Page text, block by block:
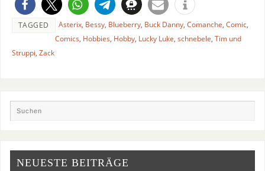
TAGGED Asterix, Bessy, Blueberry, Buck Danny, Comanche, Comic,
Comics, Hobbies, Hobby, Lucky Luke, schnebele, Tim und
Struppi, Zack
NEUESTE BEITRÄGE